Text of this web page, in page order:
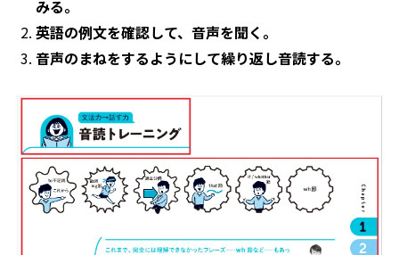
みる。
英語の例文を確認して、音声を聞く。
音声のまねをするようにして繰り返し音読する。